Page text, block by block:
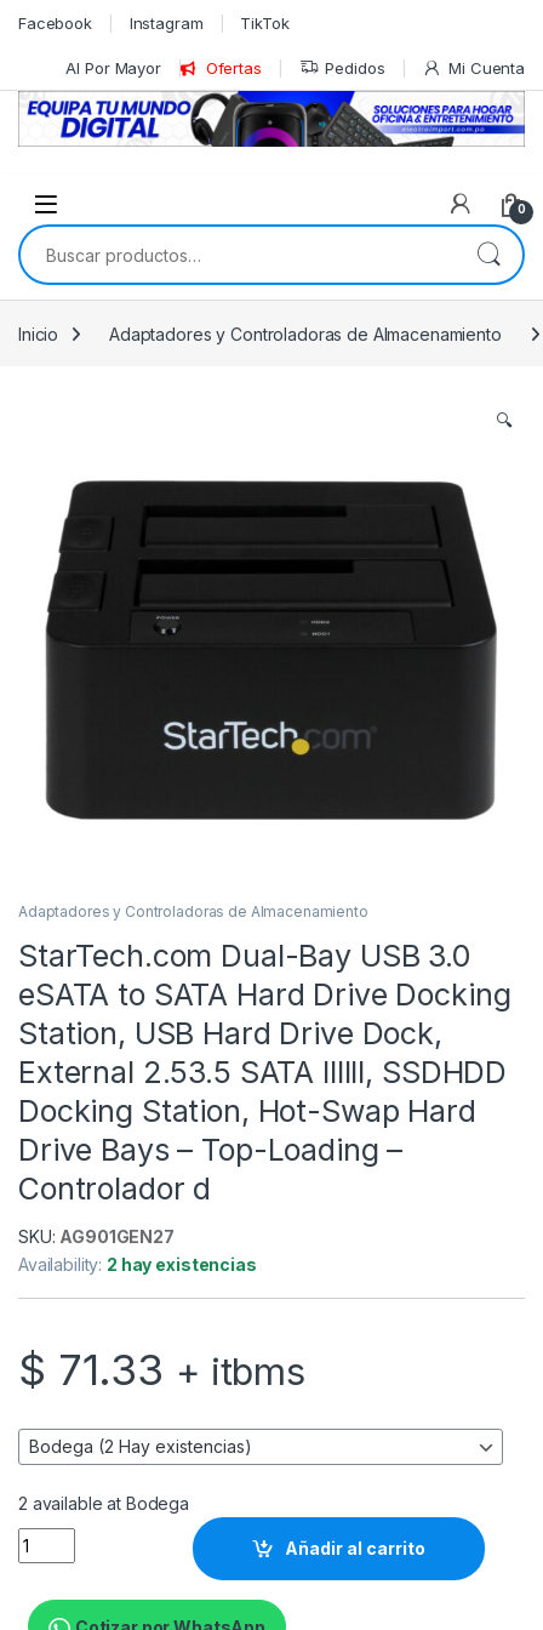
Skip to navigation
Skip to content
Facebook Instagram TikTok
Al Por Mayor Ofertas Pedidos Mi Cuenta
0
Buscar por:
Inicio Adaptadores y Controladoras de Almacenamiento
🔍
Adaptadores y Controladoras de Almacenamiento
StarTech.com Dual-Bay USB 3.0
eSATA to SATA Hard Drive Docking
Station, USB Hard Drive Dock,
External 2.53.5 SATA IIIIII, SSDHDD
Docking Station, Hot-Swap Hard
Drive Bays – Top-Loading –
Controlador d
SKU: AG901GEN27
Availability: 2 hay existencias
$ 71.33 + itbms
2 available at Bodega
StarTech.com Dual-Bay USB 3.0 eSATA to SATA Hard
Añadir al carrito